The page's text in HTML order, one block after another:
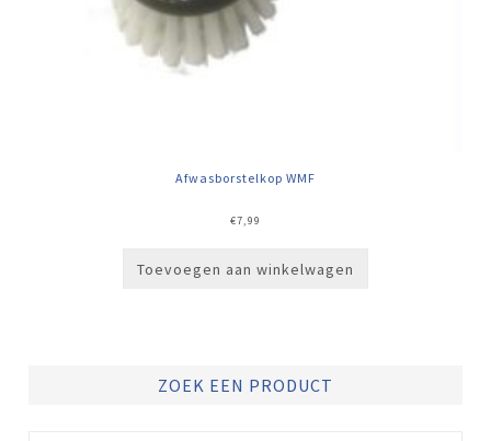
Afwasborstelkop WMF
€7,99
Toevoegen aan winkelwagen
ZOEK EEN PRODUCT